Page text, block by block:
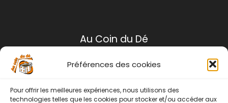
Préférences des cookies
Pour offrir les meilleures expériences, nous utilisons des
technologies telles que les cookies pour stocker et/ou accéder aux
Au Coin du Dé
Conditions générales de ventes
Politique de retour